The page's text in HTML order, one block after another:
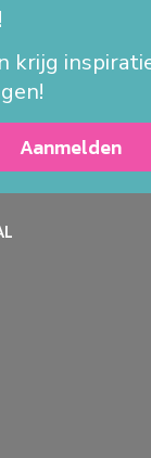
krijg
Aanmelden